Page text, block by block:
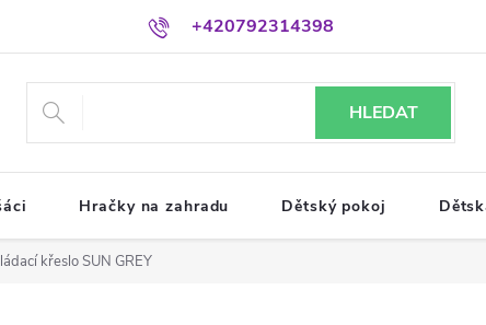
+420792314398
HLEDAT
Hračky na zahradu Dětský pokoj
křeslo SUN GREY